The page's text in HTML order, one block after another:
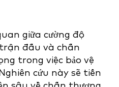
giữa cường độ
đấu và chấn
trong việc bảo vệ
cứu này sẽ tiến